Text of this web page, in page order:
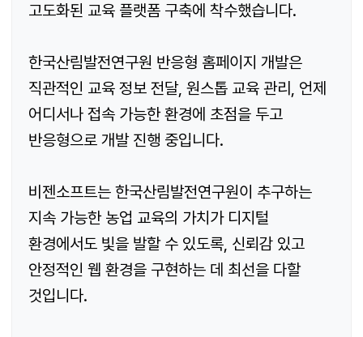
고도화된 교육 플랫폼 구축에 착수했습니다.
한국산림발전연구원 반응형 홈페이지 개발은
직관적인 교육 정보 전달, 원스톱 교육 관리, 언제
어디서나 접속 가능한 환경에 초점을 두고
반응형으로 개발 진행 중입니다.
비젠소프트는 한국산림발전연구원이 추구하는
지속 가능한 농업 교육의 가치가 디지털
환경에서도 빛을 발할 수 있도록, 신뢰감 있고
안정적인 웹 환경을 구현하는 데 최선을 다할
것입니다.